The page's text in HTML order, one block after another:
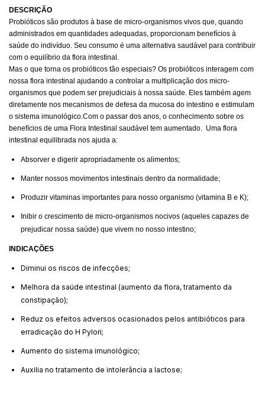
DESCRIÇÃO
Probióticos são produtos à base de micro-organismos vivos que, quando
administrados em quantidades adequadas, proporcionam benefícios à
saúde do indivíduo. Seu consumo é uma alternativa saudável para contribuir
com o equilíbrio da flora intestinal .
Mas o que torna os probióticos tão especiais? Os probióticos interagem com
nossa flora intestinal ajudando a controlar a multiplicação dos micro-
organismos que podem ser prejudiciais à nossa saúde. Eles também agem
diretamente nos mecanismos de defesa da mucosa do intestino e estimulam
o sistema imunológico.Com o passar dos anos, o conhecimento sobre os
benefícios de uma Flora Intestinal saudável tem aumentado. Uma flora
intestinal equilibrada nos ajuda a:
Absorver e digerir apropriadamente os alimentos;
Manter nossos movimentos intestinais dentro da normalidade;
Produzir vitaminas importantes para nosso organismo (vitamina B e K);
Inibir o crescimento de micro-organismos nocivos (aqueles capazes de
prejudicar nossa saúde) que vivem no nosso intestino;
INDICAÇÕES
Diminui os riscos de infecções;
Melhora da saúde intestinal (aumento da flora, tratamento da
constipação);
Reduz os efeitos adversos ocasionados pelos antibióticos para
erradicação do H Pylori;
Aumento do sistema imunológico;
Auxilia no tratamento de intolerância a lactose;